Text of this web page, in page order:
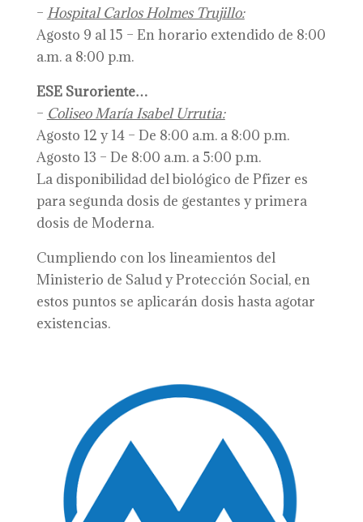
– Hospital Carlos Holmes Trujillo:
Agosto 9 al 15 – En horario extendido de 8:00
a.m. a 8:00 p.m.
ESE Suroriente…
– Coliseo María Isabel Urrutia:
Agosto 12 y 14 – De 8:00 a.m. a 8:00 p.m.
Agosto 13 – De 8:00 a.m. a 5:00 p.m.
La disponibilidad del biológico de Pfizer es
para segunda dosis de gestantes y primera
dosis de Moderna.
Cumpliendo con los lineamientos del
Ministerio de Salud y Protección Social, en
estos puntos se aplicarán dosis hasta agotar
existencias.